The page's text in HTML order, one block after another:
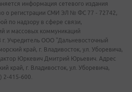
информация сетевого издания
о регистрации СМИ ЭЛ № ФС 77 - 72742,
по надзору в сфере связи,
и массовых коммуникаций
Учредитель ООО "Дальневосточный
край, г. Владивосток, ул. Уборевича,
Юркевич Дмитрий Юрьевич. Адрес
край, г. Владивосток, ул. Уборевича,
2-415-600.